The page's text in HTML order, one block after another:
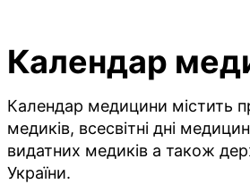
Календар
Календар медицини містить
медиків, всесвітні дні
видатних медиків а також
України.